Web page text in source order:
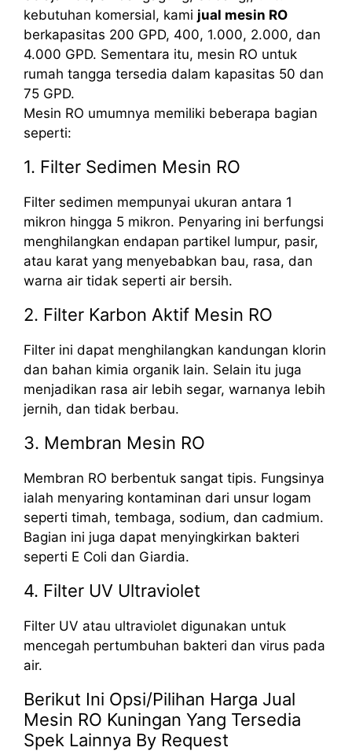
kebutuhan komersial, kami jual mesin RO
berkapasitas 200 GPD, 400, 1.000, 2.000, dan
4.000 GPD. Sementara itu, mesin RO untuk
rumah tangga tersedia dalam kapasitas 50 dan
75 GPD.
Mesin RO umumnya memiliki beberapa bagian
seperti:
1. Filter Sedimen Mesin RO
Filter sedimen mempunyai ukuran antara 1
mikron hingga 5 mikron. Penyaring ini berfungsi
menghilangkan endapan partikel lumpur, pasir,
atau karat yang menyebabkan bau, rasa, dan
warna air tidak seperti air bersih.
2. Filter Karbon Aktif Mesin RO
Filter ini dapat menghilangkan kandungan klorin
dan bahan kimia organik lain. Selain itu juga
menjadikan rasa air lebih segar, warnanya lebih
jernih, dan tidak berbau.
3. Membran Mesin RO
Membran RO berbentuk sangat tipis. Fungsinya
ialah menyaring kontaminan dari unsur logam
seperti timah, tembaga, sodium, dan cadmium.
Bagian ini juga dapat menyingkirkan bakteri
seperti E Coli dan Giardia.
4. Filter UV Ultraviolet
Filter UV atau ultraviolet digunakan untuk
mencegah pertumbuhan bakteri dan virus pada
air.
Berikut Ini Opsi/Pilihan Harga Jual
Mesin RO Kuningan Yang Tersedia
Spek Lainnya By Request